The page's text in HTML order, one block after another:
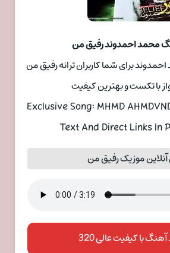
محمد احمدوند رفیق من
برای شما کاربران ترانه رفیق من
با تکست و بهترین کیفیت
Exclusive Song: MHMD
Text And Direct Links In
موزیک رفیق من
آهنگ با کیفیت عالی 320